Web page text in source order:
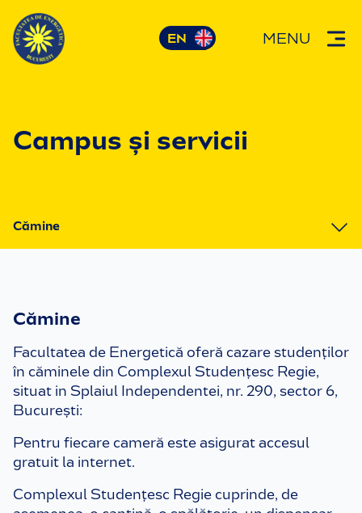
MENU
Campus și servicii
Cămine
4. Timp liber
5. PoliJobs
6. Centrul de Consiliere si Orientare în Carieră
7. Bibliotecă
8. Transport
Cămine
Facultatea de Energetică oferă cazare studenților
în căminele din Complexul Studențesc Regie,
situat in Splaiul Independentei, nr. 290, sector 6,
București:
Pentru fiecare cameră este asigurat accesul
gratuit la internet.
Complexul Studențesc Regie cuprinde, de